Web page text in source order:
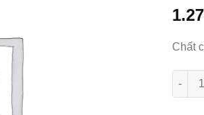
Chất